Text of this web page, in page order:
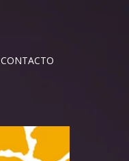
CONTACTO